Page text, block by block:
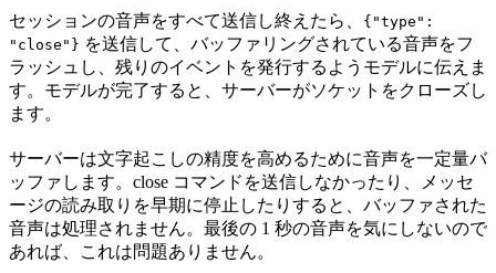
セッションの音声をすべて送信し終えたら、
{"type":
"close"} を送信して、バッファリングされている音声をフ
ラッシュし、残りのイベントを発行するようモデルに伝えま
す。モデルが完了すると、サーバーがソケットをクローズし
ます。
サーバーは文字起こしの精度を高めるために音声を一定量バ
ッファします。close コマンドを送信しなかったり、メッセ
ージの読み取りを早期に停止したりすると、バッファされた
音声は処理されません。最後の 1 秒の音声を気にしないので
あれば、これは問題ありません。